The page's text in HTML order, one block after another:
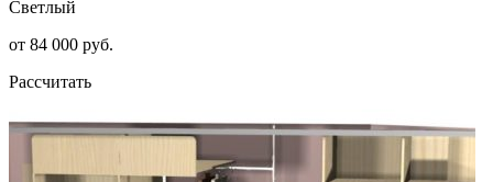
Светлый
от 84 000 руб.
Рассчитать